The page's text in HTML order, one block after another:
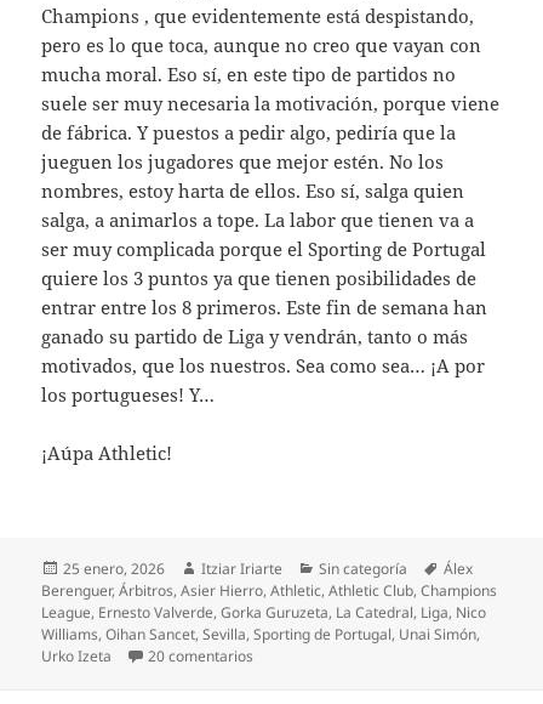
Champions , que evidentemente está despistando,
pero es lo que toca, aunque no creo que vayan con
mucha moral. Eso sí, en este tipo de partidos no
suele ser muy necesaria la motivación, porque viene
de fábrica. Y puestos a pedir algo, pediría que la
jueguen los jugadores que mejor estén. No los
nombres, estoy harta de ellos. Eso sí, salga quien
salga, a animarlos a tope. La labor que tienen va a
ser muy complicada porque el Sporting de Portugal
quiere los 3 puntos ya que tienen posibilidades de
entrar entre los 8 primeros. Este fin de semana han
ganado su partido de Liga y vendrán, tanto o más
motivados, que los nuestros. Sea como sea… ¡A por
los portugueses! Y…
¡Aúpa Athletic!
Publicado
el
25 enero, 2026 Autor
Itziar Iriarte Categorías
Sin categoría Etiquetas
Álex
Berenguer,Árbitros,Asier Hierro,Athletic,Athletic Club,Champions
League, Ernesto Valverde,Gorka Guruzeta, La Catedral, Liga, Nico
Williams,Oihan Sancet,Sevilla,Sporting de Portugal, Unai Simón,
Urko Izeta
20 comentarios